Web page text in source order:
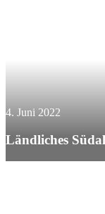
4. Juni 2022
Ländliches